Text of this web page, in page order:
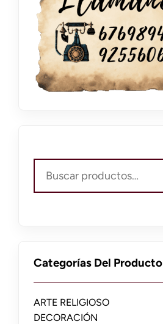
por:
Categorías Del Producto
ARTE RELIGIOSO
DECORACIÓN